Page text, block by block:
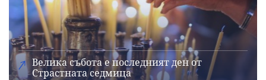
Велика събота е последният ден от
Страстната седмица